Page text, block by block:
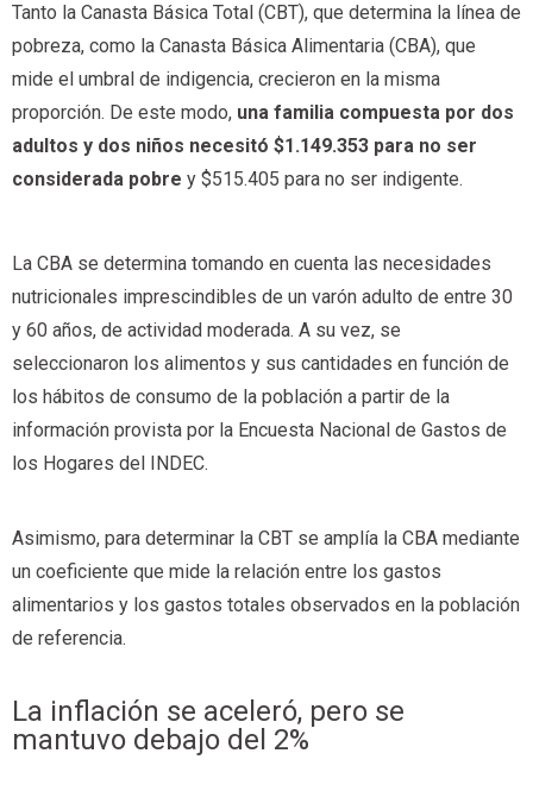
Tanto la Canasta Básica Total (CBT), que determina la línea de
pobreza, como la Canasta Básica Alimentaria (CBA), que
mide el umbral de indigencia, crecieron en la misma
proporción. De este modo, una familia compuesta por dos
adultos y dos niños necesitó $1.149.353 para no ser
considerada pobre y $515.405 para no ser indigente.
La CBA se determina tomando en cuenta las necesidades
nutricionales imprescindibles de un varón adulto de entre 30
y 60 años, de actividad moderada. A su vez, se
seleccionaron los alimentos y sus cantidades en función de
los hábitos de consumo de la población a partir de la
información provista por la Encuesta Nacional de Gastos de
los Hogares del INDEC.
Asimismo, para determinar la CBT se amplía la CBA mediante
un coeficiente que mide la relación entre los gastos
alimentarios y los gastos totales observados en la población
de referencia.
La inflación se aceleró, pero se
mantuvo debajo del 2%